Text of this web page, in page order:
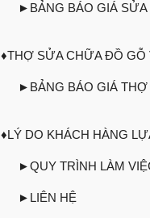
►BẢNG BÁO GIÁ
♦THỢ SỬA CHỮA ĐỒ
►BẢNG BÁO GIÁ
♦LÝ DO KHÁCH HÀNG
►QUY TRÌNH LÀM
►LIÊN HỆ